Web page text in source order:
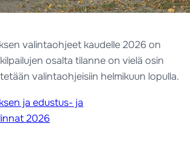
valintaohjeet kaudelle 2026 on
osalta tilanne on vielä osin
valintaohjeisiin helmikuun lopulla.
ja edustus- ja
2026